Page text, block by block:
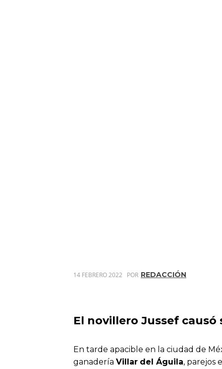
14 FEBRERO 2022 POR REDACCIÓN
El novillero Jussef
En tarde apacible en la ciudad de
ganadería Villar del Águila, parejos